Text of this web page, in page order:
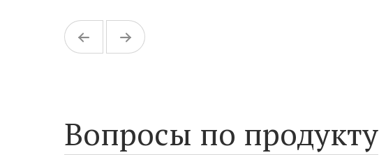
Вопросы по продукту